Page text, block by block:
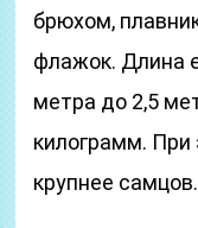
брюхом,
флажок. Длина
метра до 2,5
килограмм. При
крупнее самцов.